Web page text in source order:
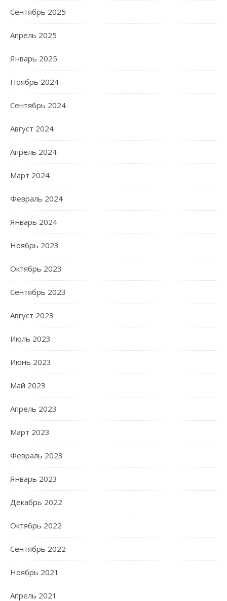
Сентябрь 2025
Апрель 2025
Январь 2025
Ноябрь 2024
Сентябрь 2024
Август 2024
Апрель 2024
Март 2024
Февраль 2024
Январь 2024
Ноябрь 2023
Октябрь 2023
Сентябрь 2023
Август 2023
Июль 2023
Июнь 2023
Май 2023
Апрель 2023
Март 2023
Февраль 2023
Январь 2023
Декабрь 2022
Октябрь 2022
Сентябрь 2022
Ноябрь 2021
Апрель 2021